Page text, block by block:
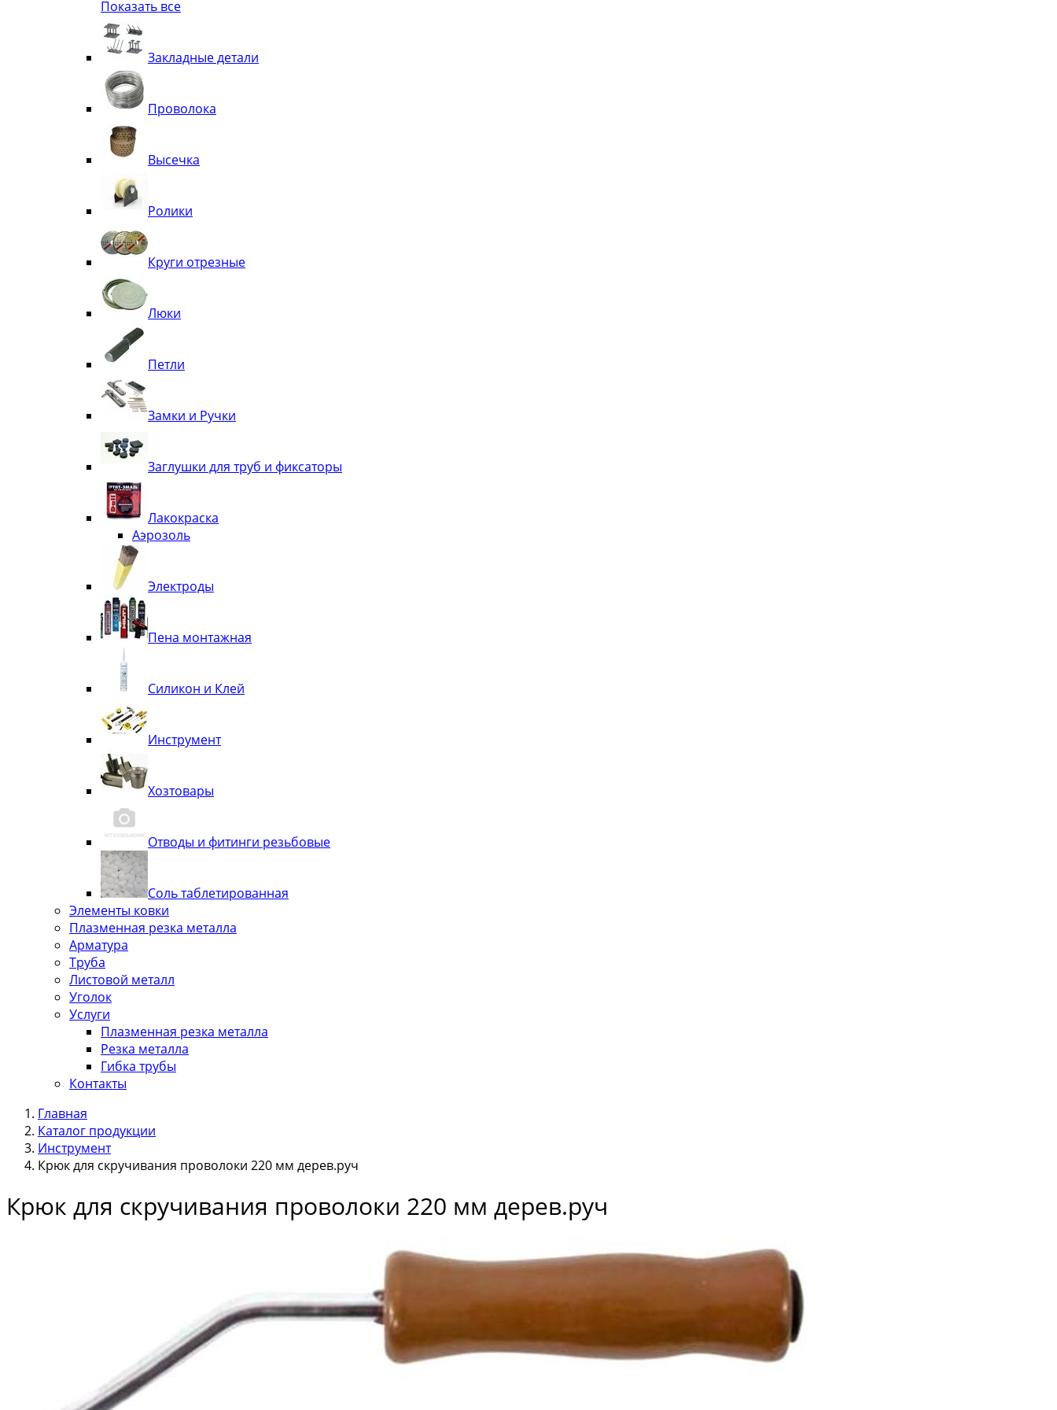
Квадрат
Труба декоративная
Элементы орнамента из квадрата, трубы
Узоры
Лавки
Показать все
Закладные детали
Проволока
Высечка
Ролики
Круги отрезные
Люки
Петли
Замки и Ручки
Заглушки для труб и фиксаторы
Лакокраска
Аэрозоль
Электроды
Пена монтажная
Силикон и Клей
Инструмент
Хозтовары
Отводы и фитинги резьбовые
Соль таблетированная
Элементы ковки
Плазменная резка металла
Арматура
Труба
Листовой металл
Уголок
Услуги
Плазменная резка металла
Резка металла
Гибка трубы
Контакты
Главная
Каталог продукции
Инструмент
Крюк для скручивания проволоки 220 мм дерев.руч
Крюк для скручивания проволоки 220 мм дерев.руч